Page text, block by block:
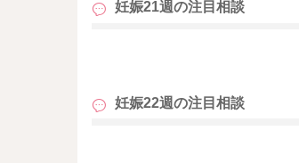
妊娠21週の注目相談
妊娠22週の注目相談